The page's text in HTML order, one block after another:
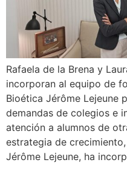
Rafaela de la Brena y
incorporan al equipo de
Bioética Jérôme Lejeune
demandas de colegios e
atención a alumnos de
estrategia de
Jérôme Lejeune, ha